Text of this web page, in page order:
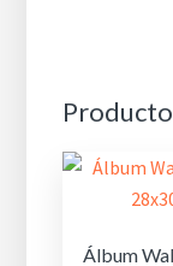
Álbum